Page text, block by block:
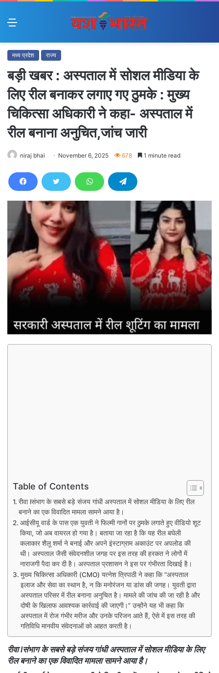
Menu
मध्य प्रदेश राज्य
बड़ी खबर : अस्पताल में सोशल मीडिया के
लिए रील बनाकर लगाए गए ठुमके : मुख्य
चिकित्सा अधिकारी ने कहा- अस्पताल में
रील बनाना अनुचित,जांच जारी
niraj bhai November 6, 2025 678 1 minute read
Table of Contents
रीवा lसंभाग के सबसे बड़े संजय गांधी अस्पताल में सोशल मीडिया के लिए रील
बनाने का एक विवादित मामला सामने आया है।
आईसीयू वार्ड के पास एक युवती ने फिल्मी गानों पर ठुमके लगाते हुए वीडियो शूट
किया, जो अब वायरल हो गया है। बताया जा रहा है कि यह रील बघेली
कलाकार शैलू शर्मा ने बनाई और अपने इंस्टाग्राम अकाउंट पर अपलोड की
थी। अस्पताल जैसी संवेदनशील जगह पर इस तरह की हरकत ने लोगों में
नाराजगी पैदा कर दी है। अस्पताल प्रशासन ने इस पर गंभीरता दिखाई है।
मुख्य चिकित्सा अधिकारी (CMO) यत्नेश त्रिपाठी ने कहा कि “अस्पताल
इलाज और सेवा का स्थान है, न कि मनोरंजन या डांस की जगह। युवती द्वारा
अस्पताल परिसर में रील बनाना अनुचित है। मामले की जांच की जा रही है और
दोषी के खिलाफ आवश्यक कार्रवाई की जाएगी।” उन्होंने यह भी कहा कि
अस्पताल में रोज गंभीर मरीज और उनके परिजन आते हैं, ऐसे में इस तरह की
गतिविधि मानवीय संवेदनाओं को आहत करती है।
रीवा lसंभाग के सबसे बड़े संजय गांधी अस्पताल में सोशल मीडिया के लिए
रील बनाने का एक विवादित मामला सामने आया है।